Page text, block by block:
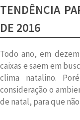
TENDÊNCIA
DE 2016
Todo ano, em
caixas e saem em
clima natalino.
consideração o
de natal, para que